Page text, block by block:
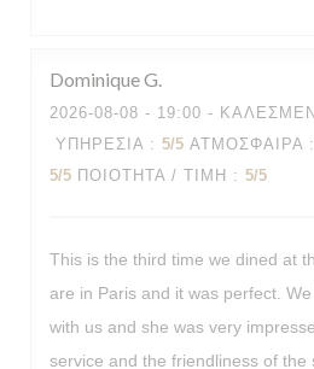
DominiqueG
2026-08-08 - 19:00 -
ΥΠΗΡΕΣΊΑ : 5/5 ΑΤΜΌΣΦΑΙΡΑ :
5/5 ΠΟΙΌΤΗΤΑ / ΤΙΜΉ : 5/5
This is the third time we dined at
are in Paris and it was perfect.
with us and she was very
service and the friendliness of